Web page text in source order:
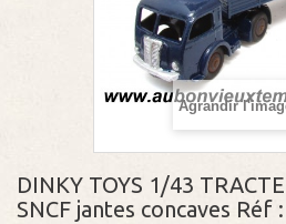
Agrandir
DINKY TOYS 1/43
SNCF jantes concaves Réf